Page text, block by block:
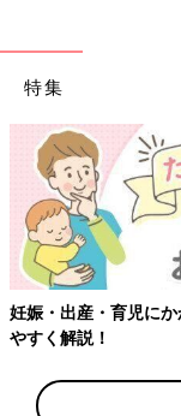
特集
り
【ワクチン接